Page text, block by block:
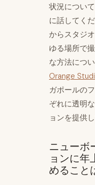
状況につい
に話してく
からスタジ
ゆる場所で
な方法につ
Orange
ガポールの
ぞれに透明
ョンを提供
ニューボ
ョンに年
めること